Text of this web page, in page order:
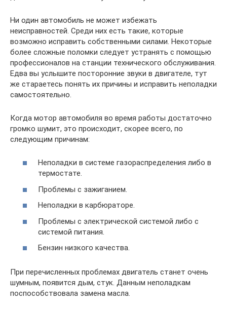
Ни один автомобиль не может избежать
неисправностей. Среди них есть такие, которые
возможно исправить собственными силами. Некоторые
более сложные поломки следует устранять с помощью
профессионалов на станции технического обслуживания.
Едва вы услышите посторонние звуки в двигателе, тут
же стараетесь понять их причины и исправить неполадки
самостоятельно.
Когда мотор автомобиля во время работы достаточно
громко шумит, это происходит, скорее всего, по
следующим причинам:
Неполадки в системе газораспределения либо в
термостате.
Проблемы с зажиганием.
Неполадки в карбюраторе.
Проблемы с электрической системой либо с
системой питания.
Бензин низкого качества.
При перечисленных проблемах двигатель станет очень
шумным, появится дым, стук. Данным неполадкам
поспособствовала замена масла.